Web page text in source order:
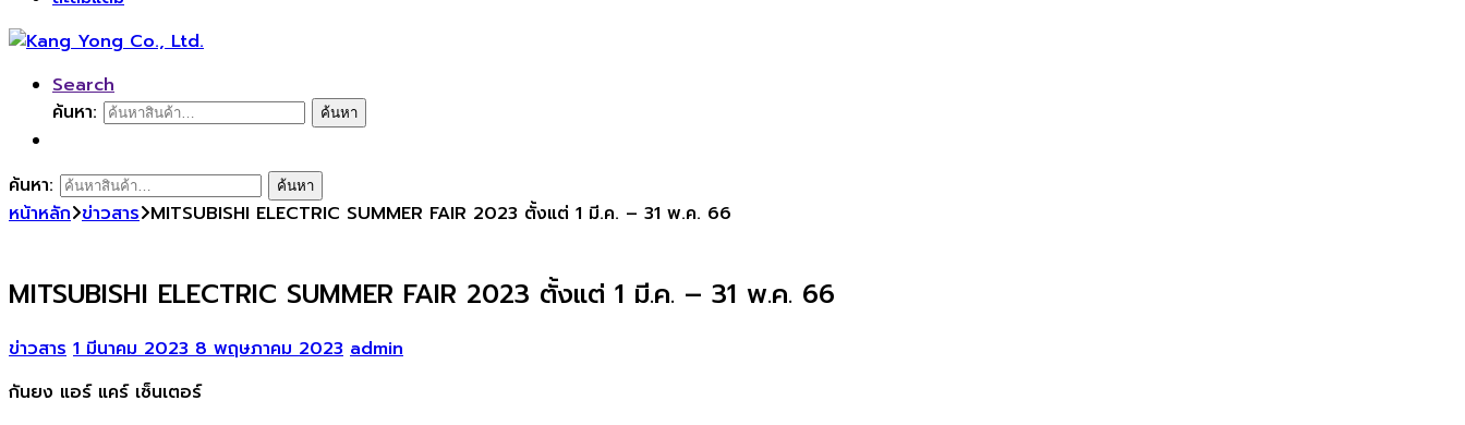
Search
ค้นหา:
ค้นหา
ค้นหา: ค้นหา
หน้าหลัก ข่าวสาร MITSUBISHI ELECTRIC SUMMER FAIR 2023 ตั้งแต่ 1 มี.ค. – 31 พ.ค. 66
MITSUBISHI ELECTRIC SUMMER FAIR 2023 ตั้งแต่ 1 มี.ค. – 31 พ.ค. 66
ข่าวสาร 1 มีนาคม 2023 8 พฤษภาคม 2023 admin
กันยง แอร์ แคร์ เซ็นเตอร์